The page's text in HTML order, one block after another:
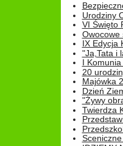
Urodziny
VI Święto
Owocowe
IX Edycja
"Ja,Tata i
I
20
Majówka
Dzień
"Żywy
Twierdza